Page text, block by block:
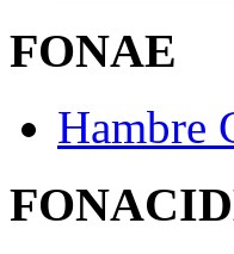
FONAE
Hambre